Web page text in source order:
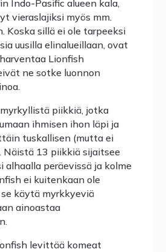
Indo-Pasific alueen kala,
vieraslajiksi myös mm.
Koska sillä ei ole tarpeeksi
uusilla elinalueillaan, ovat
Lionfish
ne sotke luonnon
piikkiä, jotka
ihmisen ihon läpi ja
tuskallisen (mutta ei
Näistä 13 piikkiä sijaitsee
alhaalla peräevissä ja kolme
ei kuitenkaan ole
käytä myrkkyeviä
ainoastaa
levittää komeat